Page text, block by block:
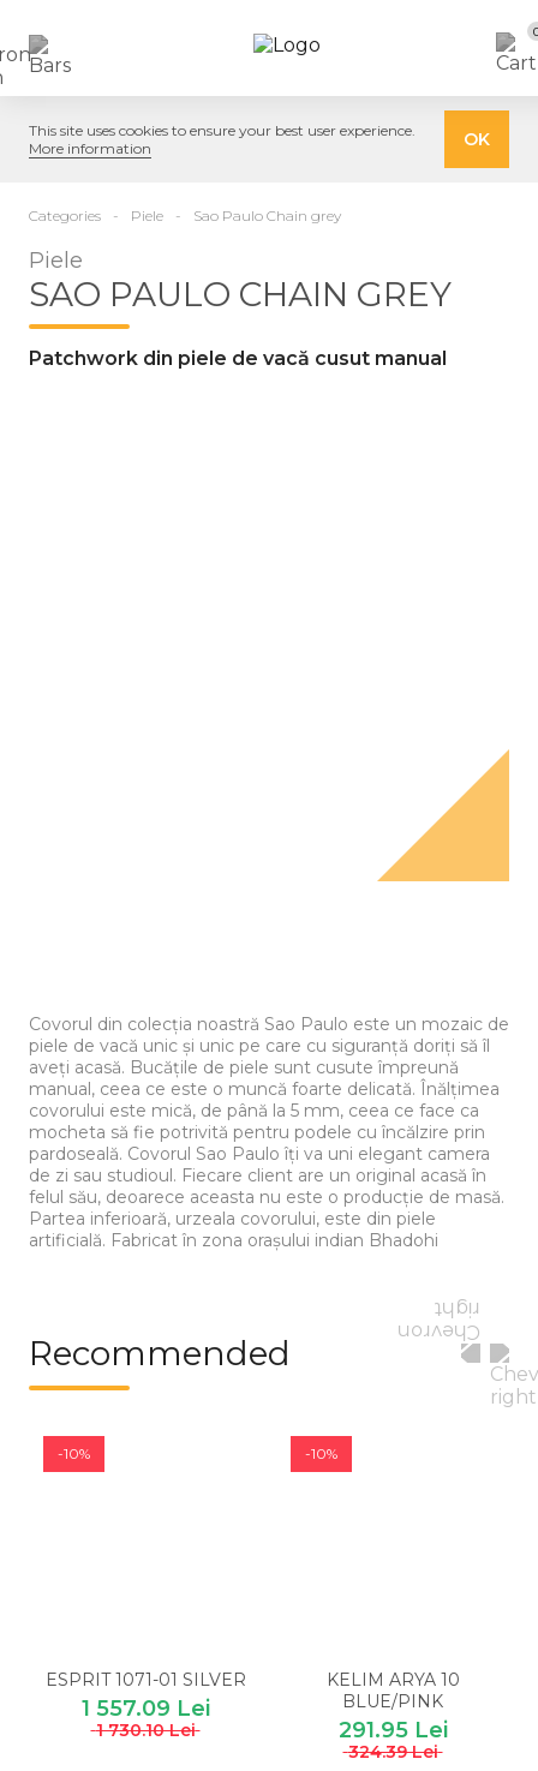
This site uses cookies to ensure your best user experience.
More information
OK
Categories Piele Sao Paulo Chain grey
Piele
SAO PAULO CHAIN GREY
Patchwork din piele de vacă cusut manual
Covorul din colecția noastră Sao Paulo este un mozaic de
piele de vacă unic și unic pe care cu siguranță doriți să îl
aveți acasă. Bucățile de piele sunt cusute împreună
manual, ceea ce este o muncă foarte delicată. Înălțimea
covorului este mică, de până la 5 mm, ceea ce face ca
mocheta să fie potrivită pentru podele cu încălzire prin
pardoseală. Covorul Sao Paulo îți va uni elegant camera
de zi sau studioul. Fiecare client are un original acasă în
felul său, deoarece aceasta nu este o producție de masă.
Partea inferioară, urzeala covorului, este din piele
artificială. Fabricat în zona orașului indian Bhadohi
Recommended
-10%
ESPRIT 1071-01 SILVER
1 557.09 Lei
1 730.10 Lei
-10%
KELIM ARYA 10
BLUE/PINK
291.95 Lei
324.39 Lei